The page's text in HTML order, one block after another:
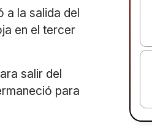
a la salida del
en el tercer
salir del
para